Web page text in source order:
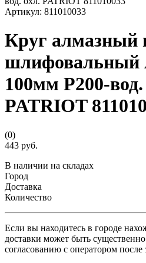
Артикул: 811010033
Круг алмазный
100мм P200-
PATRIOT
(0)
443 руб.
В наличии на складах
Город
Доставка
Количество
Если вы находитесь в городе
доставки может быть
согласованию с оператором после